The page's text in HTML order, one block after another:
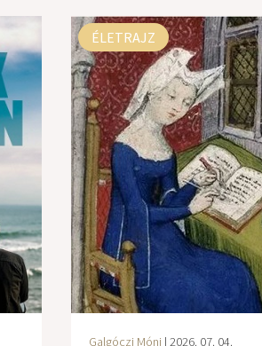
ÉLETRAJZ
Galgóczi Móni | 2026. 07. 04.